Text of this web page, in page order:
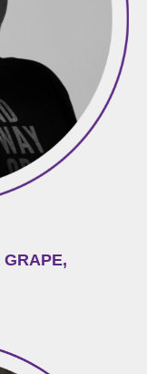
GRAPE,